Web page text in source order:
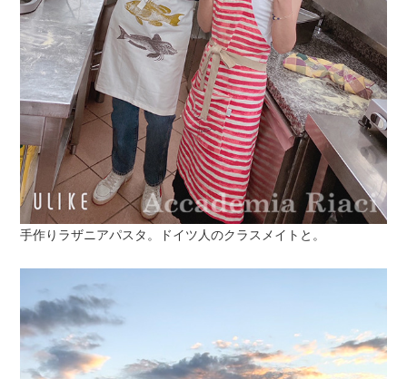
手作りラザニアパスタ。ドイツ人のクラスメイトと。